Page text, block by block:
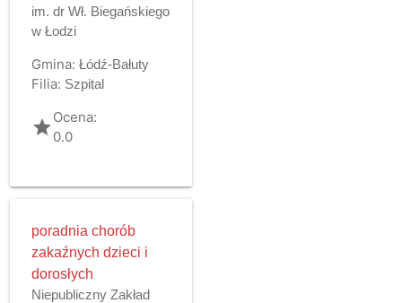
im. dr Wł. Biegańskiego
w Łodzi
Gmina: Łódź-Bałuty
Filia: Szpital
gradeOcena:
0.0
poradnia chorób
zakaźnych dzieci i
dorosłych
Niepubliczny Zakład